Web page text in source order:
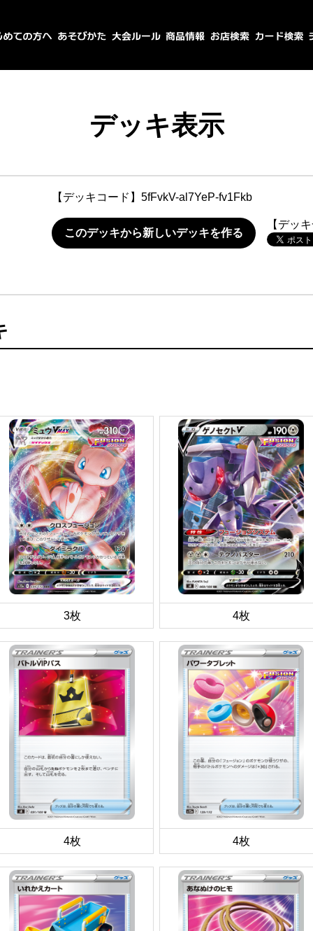
デッキ表示
【デッキコード】 5fFvkV-al7YeP-fv1Fkb
このデッキから新しいデッキを作る
【デッ
3枚 4枚
4枚 4枚